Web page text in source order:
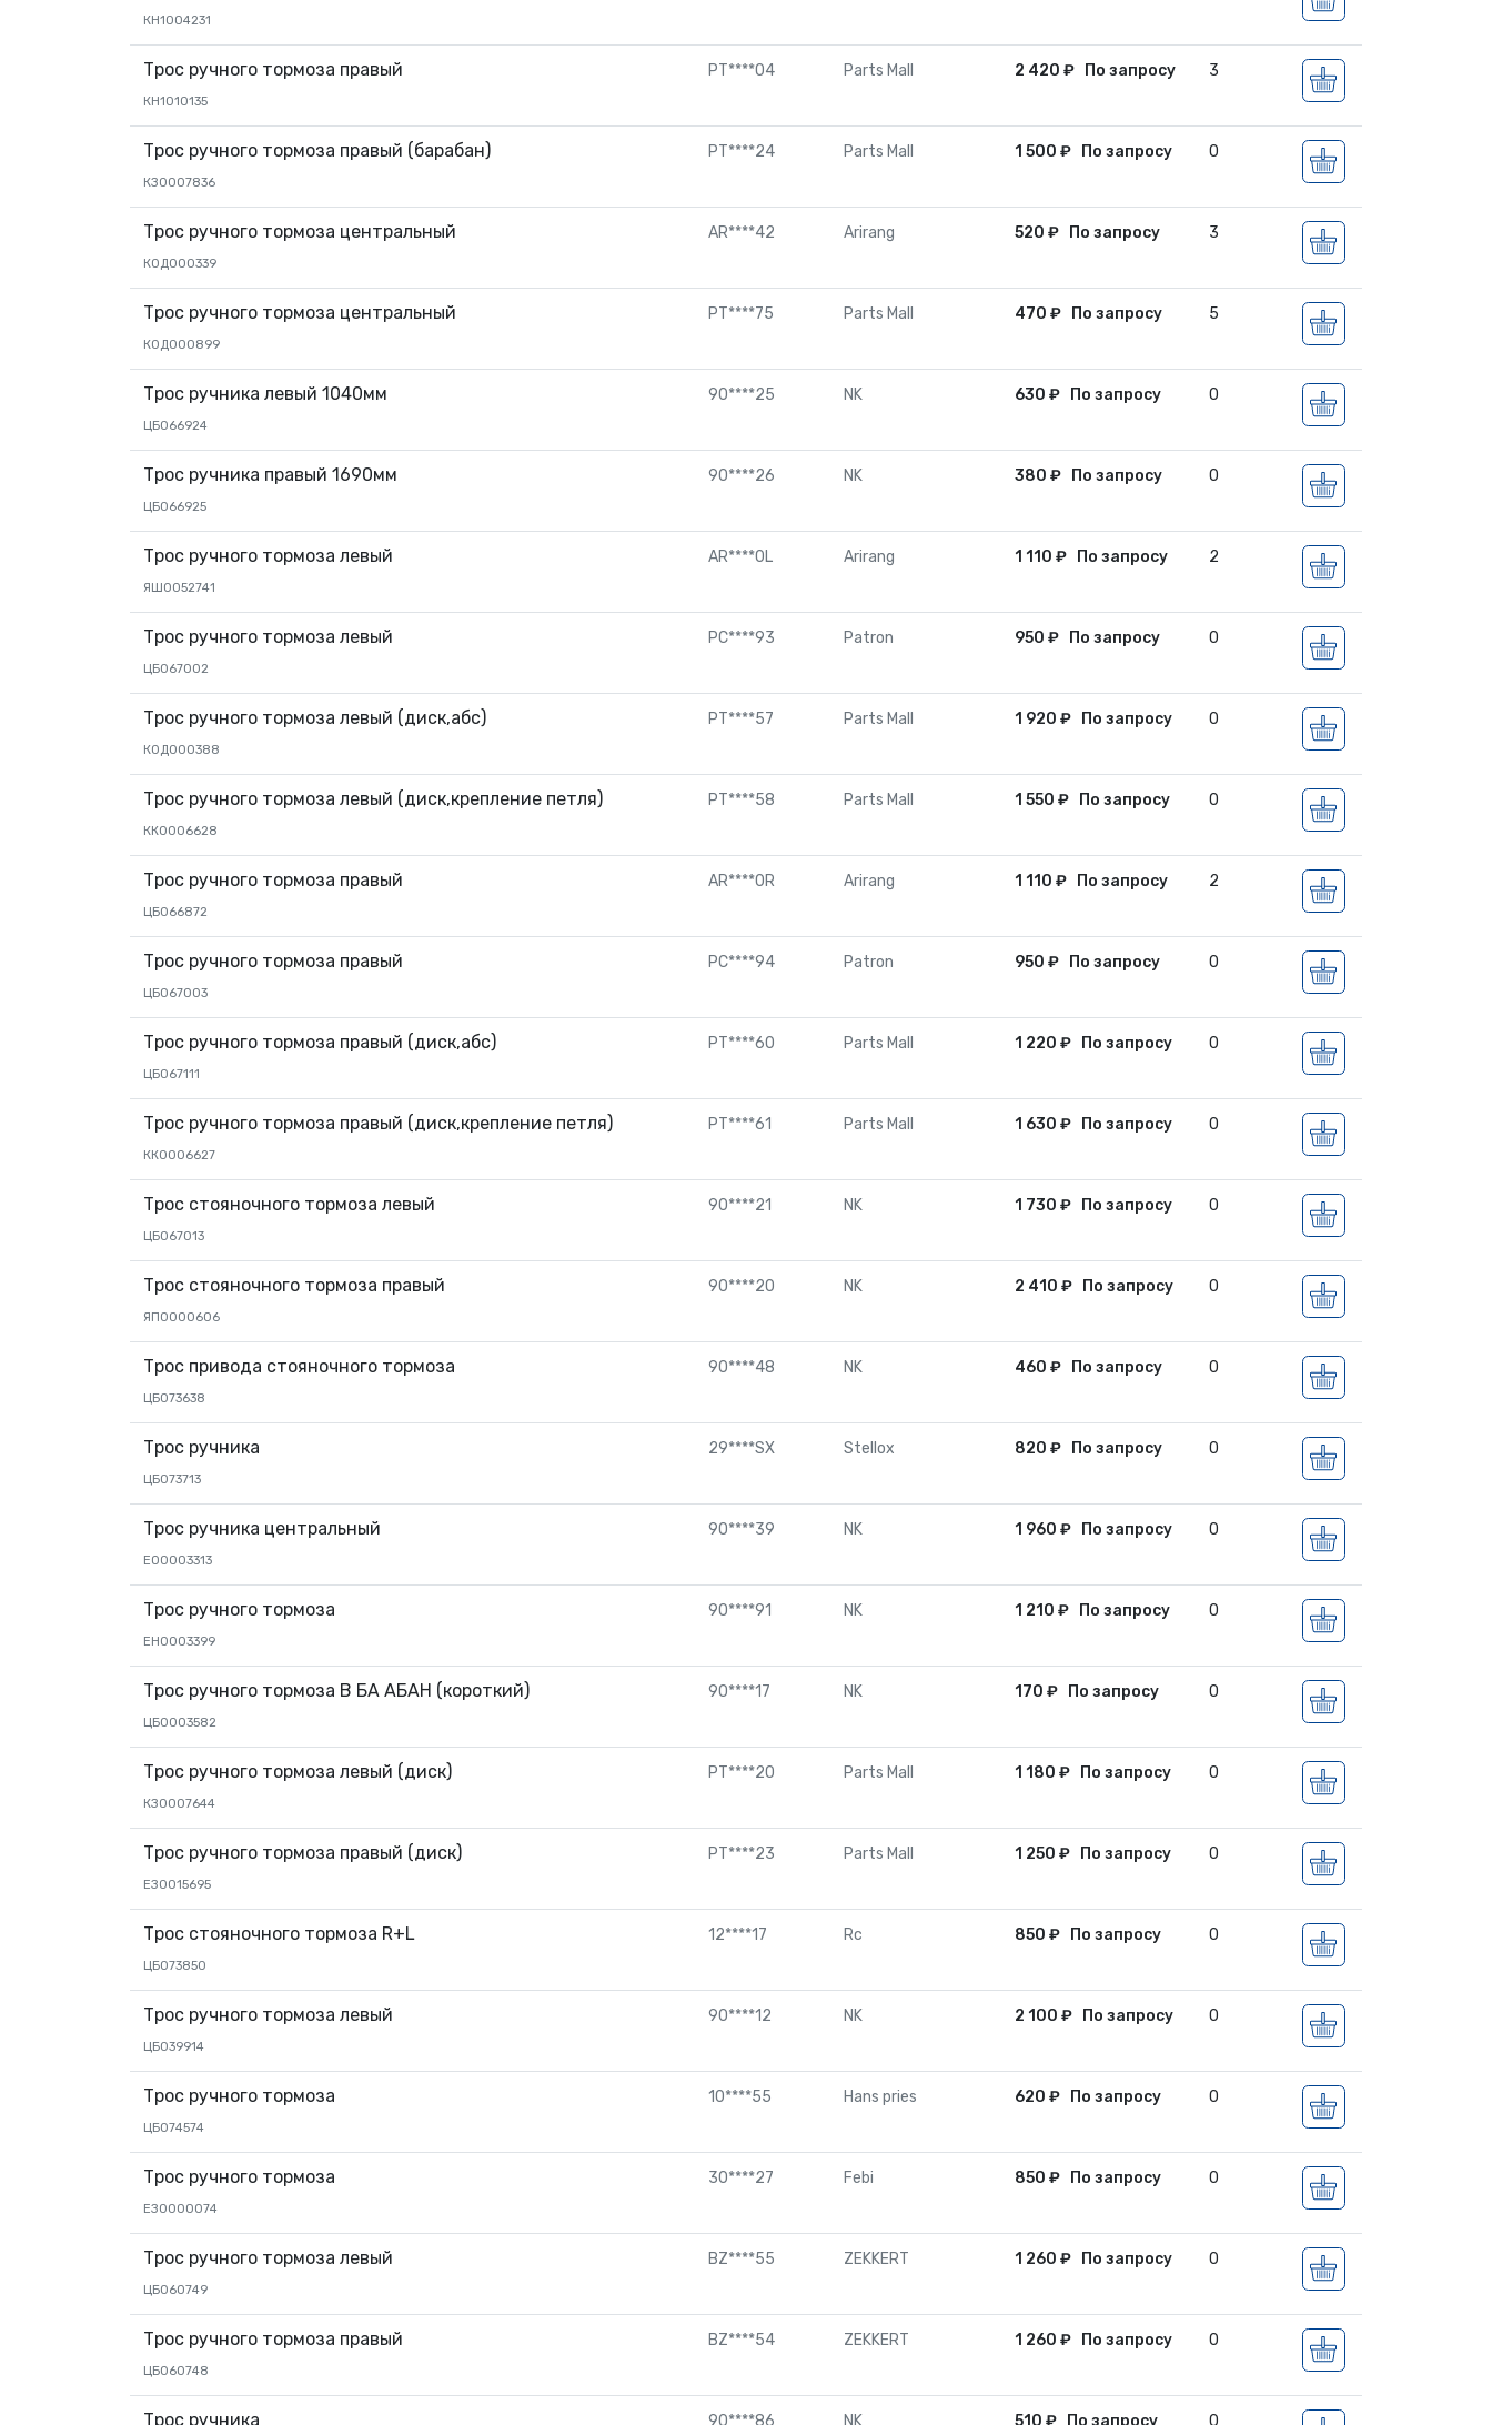
КН1004231
Трос ручного тормоза правый
КН1010135
PT****04 Parts Mall 2 420 ₽ По запросу 3
Трос ручного тормоза правый (барабан)
КЗ0007836
PT****24 Parts Mall 1 500 ₽ По запросу 0
Трос ручного тормоза центральный
К0Д000339
AR****42 Arirang 520 ₽ По запросу 3
Трос ручного тормоза центральный
К0Д000899
PT****75 Parts Mall 470 ₽ По запросу 5
Трос ручника левый 1040мм
ЦБ066924
90****25 NK 630 ₽ По запросу 0
Трос ручника правый 1690мм
ЦБ066925
90****26 NK 380 ₽ По запросу 0
Трос ручного тормоза левый
ЯШ0052741
AR****0L Arirang 1 110 ₽ По запросу 2
Трос ручного тормоза левый
ЦБ067002
PC****93 Patron 950 ₽ По запросу 0
Трос ручного тормоза левый (диск,абс)
К0Д000388
PT****57 Parts Mall 1 920 ₽ По запросу 0
Трос ручного тормоза левый (диск,крепление петля)
КК0006628
PT****58 Parts Mall 1 550 ₽ По запросу 0
Трос ручного тормоза правый
ЦБ066872
AR****0R Arirang 1 110 ₽ По запросу 2
Трос ручного тормоза правый
ЦБ067003
PC****94 Patron 950 ₽ По запросу 0
Трос ручного тормоза правый (диск,абс)
ЦБ067111
PT****60 Parts Mall 1 220 ₽ По запросу 0
Трос ручного тормоза правый (диск,крепление петля)
КК0006627
PT****61 Parts Mall 1 630 ₽ По запросу 0
Трос стояночного тормоза левый
ЦБ067013
90****21 NK 1 730 ₽ По запросу 0
Трос стояночного тормоза правый
ЯП0000606
90****20 NK 2 410 ₽ По запросу 0
Трос привода стояночного тормоза
ЦБ073638
90****48 NK 460 ₽ По запросу 0
Трос ручника
ЦБ073713
29****SX Stellox 820 ₽ По запросу 0
Трос ручника центральный
ЕО0003313
90****39 NK 1 960 ₽ По запросу 0
Трос ручного тормоза
EН0003399
90****91 NK 1 210 ₽ По запросу 0
Трос ручного тормоза В БА АБАН (короткий)
ЦБ0003582
90****17 NK 170 ₽ По запросу 0
Трос ручного тормоза левый (диск)
КЗ0007644
PT****20 Parts Mall 1 180 ₽ По запросу 0
Трос ручного тормоза правый (диск)
EЗ0015695
PT****23 Parts Mall 1 250 ₽ По запросу 0
Трос стояночного тормоза R+L
ЦБ073850
12****17 Rc 850 ₽ По запросу 0
Трос ручного тормоза левый
ЦБ039914
90****12 NK 2 100 ₽ По запросу 0
Трос ручного тормоза
ЦБ074574
10****55 Hans pries 620 ₽ По запросу 0
Трос ручного тормоза
ЕЗ0000074
30****27 Febi 850 ₽ По запросу 0
Трос ручного тормоза левый
ЦБ060749
BZ****55 ZEKKERT 1 260 ₽ По запросу 0
Трос ручного тормоза правый
ЦБ060748
BZ****54 ZEKKERT 1 260 ₽ По запросу 0
Трос ручника 90****86 NK 510 ₽ По запросу 0